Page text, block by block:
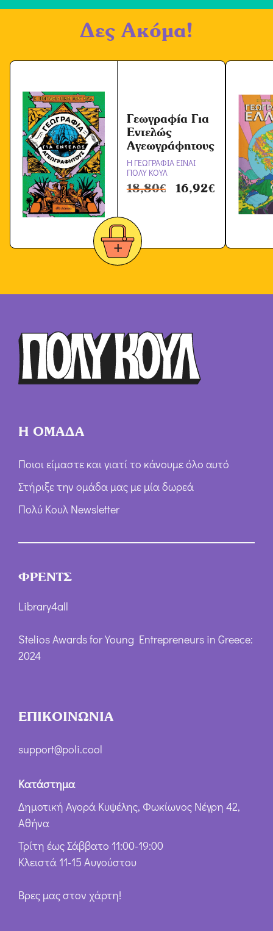
ή
ω
Δες Ακόμα!
Γεωγραφία Για
Εντελώς
Αγεωγράφητους
Η ΓΕΩΓΡΑΦΙΑ ΕΙΝΑΙ
ΠΟΛΥ ΚΟΥΛ
18,80€ 16,92€
Η ΟΜΑΔΑ
Ποιοι είμαστε και γιατί το κάνουμε όλο αυτό
Στήριξε την ομάδα μας με μία δωρεά
Πολύ Κουλ Newsletter
ΦΡΕΝΤΣ
Library4all
Stelios Awards for Young Entrepreneurs in Greece:
2024
ΕΠΙΚΟΙΝΩΝΙΑ
support@poli.cool
Κατάστημα
Δημοτική Αγορά Κυψέλης, Φωκίωνος Νέγρη 42,
Αθήνα
Τρίτη έως Σάββατο 11:00-19:00
Κλειστά 11-15 Αυγούστου
Βρες μας στον χάρτη!